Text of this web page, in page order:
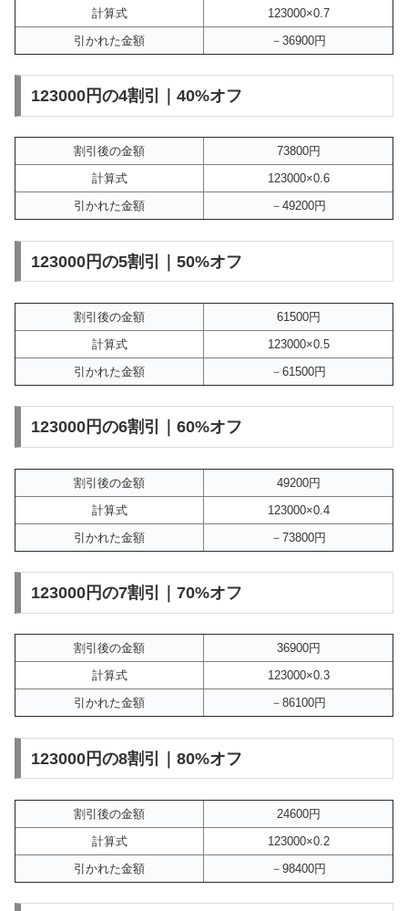
計算式
123000×0.7
引かれた金額
－36900円
123000円の4割引｜40%オフ
割引後の金額
73800円
計算式
123000×0.6
引かれた金額
－49200円
123000円の5割引｜50%オフ
割引後の金額
61500円
計算式
123000×0.5
引かれた金額
－61500円
123000円の6割引｜60%オフ
割引後の金額
49200円
計算式
123000×0.4
引かれた金額
－73800円
123000円の7割引｜70%オフ
割引後の金額
36900円
計算式
123000×0.3
引かれた金額
－86100円
123000円の8割引｜80%オフ
割引後の金額
24600円
計算式
123000×0.2
引かれた金額
－98400円